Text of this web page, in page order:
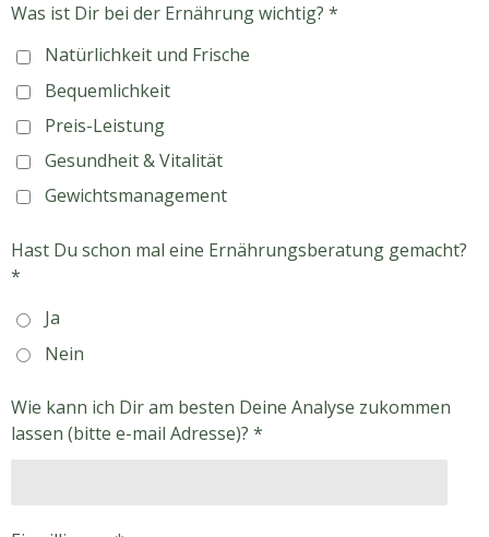
Was ist Dir bei der Ernährung wichtig? *
Natürlichkeit und Frische
Bequemlichkeit
Preis-Leistung
Gesundheit & Vitalität
Gewichtsmanagement
Hast Du schon mal eine Ernährungsberatung gemacht?
*
Ja
Nein
Wie kann ich Dir am besten Deine Analyse zukommen
lassen (bitte e-mail Adresse)? *